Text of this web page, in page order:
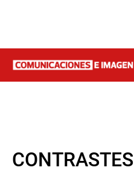
CONTRASTES